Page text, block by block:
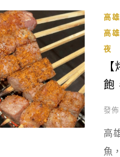
高
高
夜
飽
發
高
魚